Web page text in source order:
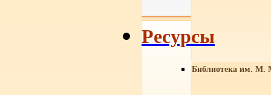
Библиотека им. М.
Ресурсы